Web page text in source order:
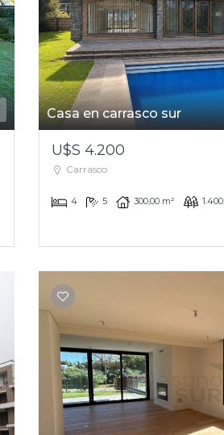
Casa en carrasco sur
U$S 4.200
Carrasco
4 5 300,00 m²